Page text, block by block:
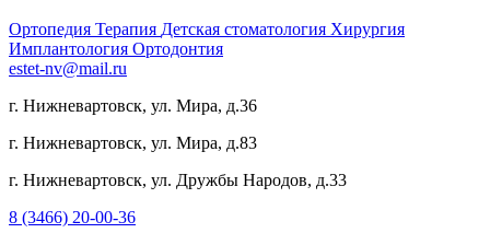
Ортопедия Терапия Детская стоматология Хирургия
Имплантология Ортодонтия
estet-nv@mail.ru
г. Нижневартовск, ул. Мира, д.36
г. Нижневартовск, ул. Мира, д.83
г. Нижневартовск, ул. Дружбы Народов, д.33
8 (3466) 20-00-36